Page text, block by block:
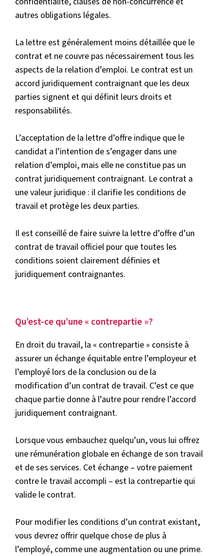
autres obligations légales.
La lettre est généralement moins détaillée que le
contrat et ne couvre pas nécessairement tous les
aspects de la relation d’emploi. Le contrat est un
accord juridiquement contraignant que les deux
parties signent et qui définit leurs droits et
responsabilités.
L’acceptation de la lettre d’offre indique que le
candidat a l’intention de s’engager dans une
relation d’emploi, mais elle ne constitue pas un
contrat juridiquement contraignant. Le contrat a
une valeur juridique : il clarifie les conditions de
travail et protège les deux parties.
Il est conseillé de faire suivre la lettre d’offre d’un
contrat de travail officiel pour que toutes les
conditions soient clairement définies et
juridiquement contraignantes.
Qu’est-ce qu’une « contrepartie »?
En droit du travail, la « contrepartie » consiste à
assurer un échange équitable entre l’employeur et
l’employé lors de la conclusion ou de la
modification d’un contrat de travail. C’est ce que
chaque partie donne à l’autre pour rendre l’accord
juridiquement contraignant.
Lorsque vous embauchez quelqu’un, vous lui offrez
une rémunération globale en échange de son travail
et de ses services. Cet échange – votre paiement
contre le travail accompli – est la contrepartie qui
valide le contrat.
Pour modifier les conditions d’un contrat existant,
vous devrez offrir quelque chose de plus à
l’employé, comme une augmentation ou une prime.